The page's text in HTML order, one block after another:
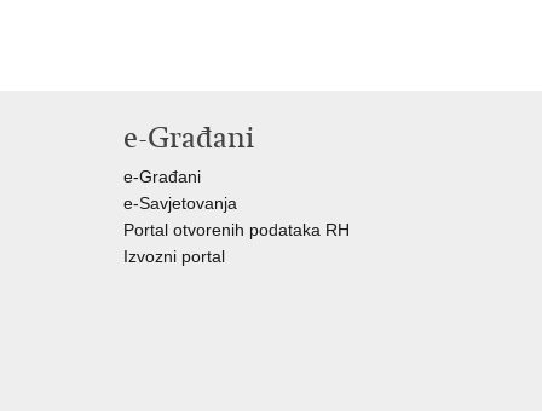
e-Građani
e-Građani
e-Savjetovanja
Portal otvorenih podataka RH
Izvozni portal